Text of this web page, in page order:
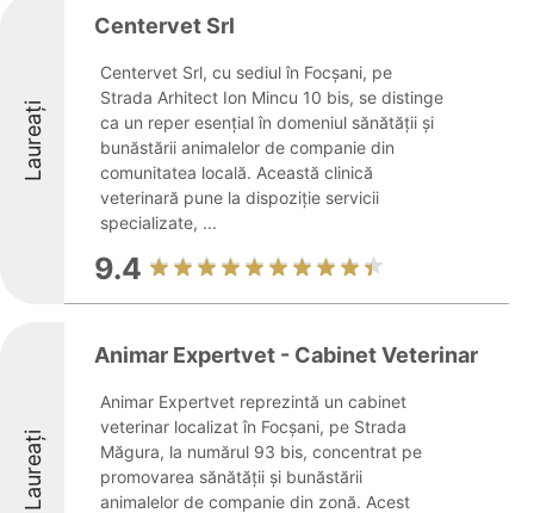
Laureați
Centervet Srl
Centervet Srl, cu sediul în Focșani, pe
Strada Arhitect Ion Mincu 10 bis, se distinge
ca un reper esențial în domeniul sănătății și
bunăstării animalelor de companie din
comunitatea locală. Această clinică
veterinară pune la dispoziție servicii
specializate, ...
9.4
Laureați
Animar Expertvet - Cabinet Veterinar
Animar Expertvet reprezintă un cabinet
veterinar localizat în Focșani, pe Strada
Măgura, la numărul 93 bis, concentrat pe
promovarea sănătății și bunăstării
animalelor de companie din zonă. Acest